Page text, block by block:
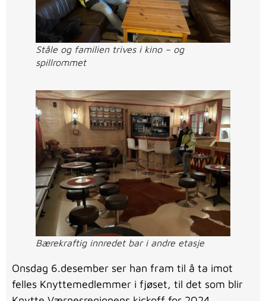
Ståle og familien trives i kino – og
spillrommet
Bærekraftig innredet bar i andre etasje
Onsdag 6.desember ser han fram til å ta imot
felles Knyttemedlemmer i fjøset, til det som blir